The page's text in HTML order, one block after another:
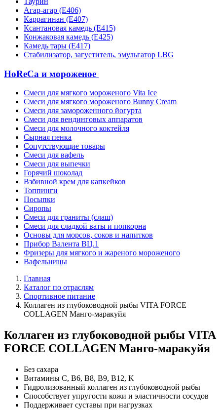
Агар-агар (Е406)
Каррагинан (Е407)
Ксантановая камедь (Е415)
Конжаковая камедь (Е425)
Камедь тары (Е417)
Стабилизатор, загуститель, эмульгатор LBG
HoReCa и мороженое
Смеси для мягкого мороженого Vita Ice
Смеси для мягкого мороженого Bunny Cream
Смеси для замороженного йогурта
Смеси для вендинговых аппаратов
Смеси для молочного коктейля
Сырная пенка
Сопутствующие товары
Смеси для вафель
Смеси для выпечки
Горячий шоколад
Взбивной крем для капкейков
Топпинги
Посыпки
Сиропы
Смеси для граниты (слаш)
Смеси для сладкой ваты и попкорна
Основы для морсов, соков и напитков
Прибор Валента ВЦ.1
Фризеры для мягкого и жареного мороженого
Вафельницы
Главная
Каталог по отраслям
Спортивное питание
Коллаген из глубоководной рыбы VITA FORCE
COLLAGEN Манго-маракуйя
Коллаген из глубоководной рыбы VITA
FORCE COLLAGEN Манго-маракуйя
Без сахара
Витамины C, B6, B8, B9, B12, K
Гидролизованный коллаген из глубоководной рыбы
Способствует упругости кожи и эластичности сосудов
Поддерживает суставы при нагрузках